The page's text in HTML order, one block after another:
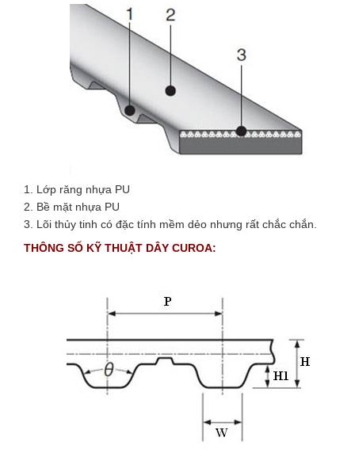
1. Lớp răng nhựa PU
2. Bề mặt nhựa PU
3. Lõi thủy tinh có đặc tính mềm dẻo nhưng rất chắc chắn.
THÔNG SỐ KỸ THUẬT DÂY CUROA: